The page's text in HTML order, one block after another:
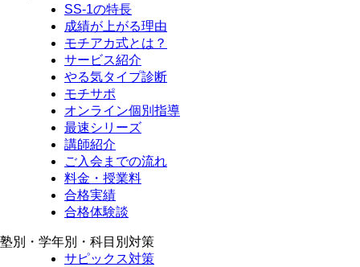
SS-1の特長
成績が上がる理由
モチアカ式とは？
サービス紹介
やる気タイプ診断
モチサポ
オンライン個別指導
最速シリーズ
講師紹介
ご入会までの流れ
料金・授業料
合格実績
合格体験談
塾別・学年別・科目別対策
サピックス対策